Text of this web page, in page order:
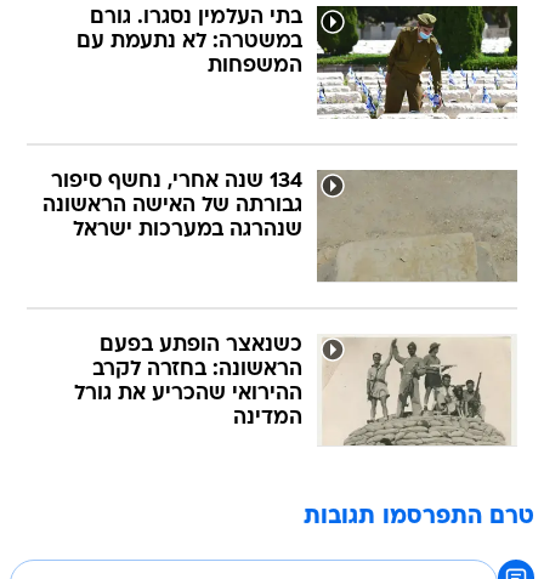
בתי העלמין נסגרו. גורם
במשטרה: לא נתעמת עם
המשפחות
134 שנה אחרי, נחשף סיפור
גבורתה של האישה הראשונה
שנהרגה במערכות ישראל
כשנאצר הופתע בפעם
הראשונה: בחזרה לקרב
ההירואי שהכריע את גורל
המדינה
טרם התפרסמו תגובות